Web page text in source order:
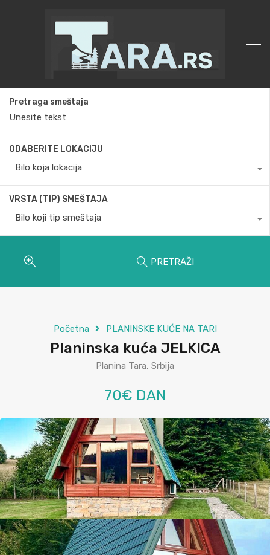
Pretraga smeštaja
ODABERITE LOKACIJU
Bilo koja lokacija
VRSTA (TIP) SMEŠTAJA
Bilo koji tip smeštaja
PRETRAŽI
Početna PLANINSKE KUĆE NA TARI
Planinska kuća JELKICA
Planina Tara, Srbija
70€ DAN